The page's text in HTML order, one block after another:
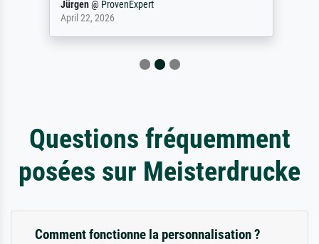
Jürgen@ ProvenExpert
April 22, 2026
Questions fréquemment
posées sur Meisterdrucke
Comment fonctionne la personnalisation ?